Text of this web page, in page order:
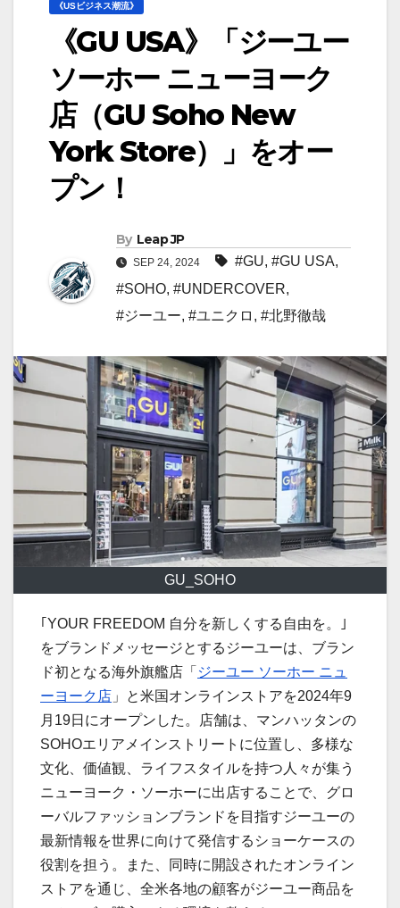
《USビジネス潮流》
《GU USA》「ジーユー
ソーホー ニューヨーク
店（GU Soho New
York Store）」をオー
プン！
By Leap JP
SEP 24, 2024 #GU, #GU USA,
#SOHO, #UNDERCOVER,
#ジーユー, #ユニクロ , #北野徹哉
GU_SOHO
｢YOUR FREEDOM 自分を新しくする自由を。｣
をブランドメッセージとするジーユーは、ブラン
ド初となる海外旗艦店「 ジーユー ソーホー ニュ
ーヨーク店 」と米国オンラインストアを2024年9
月19日にオープンした。店舗は、マンハッタンの
SOHOエリアメインストリートに位置し、多様な
文化、価値観、ライフスタイルを持つ人々が集う
ニューヨーク・ソーホーに出店することで、グロ
ーバルファッションブランドを目指すジーユーの
最新情報を世界に向けて発信するショーケースの
役割を担う。また、同時に開設されたオンライン
ストアを通じ、全米各地の顧客がジーユー商品を